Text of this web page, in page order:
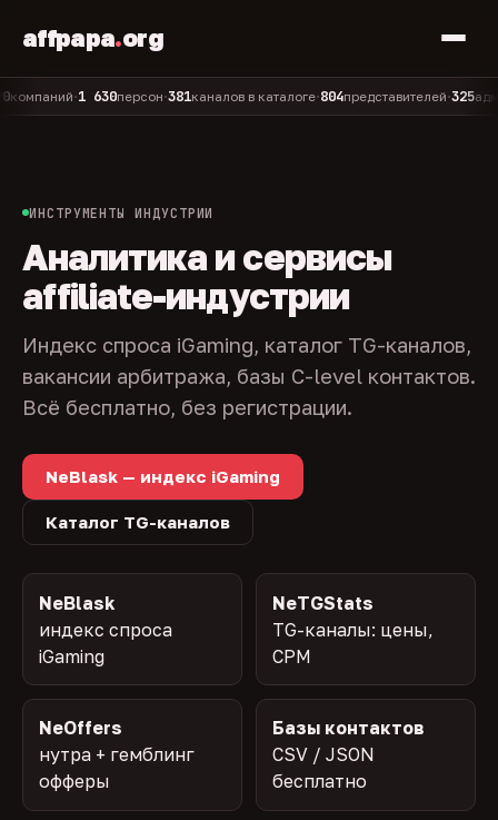
affpapa.org
•1 630персон•381каналов в каталоге•804представителей•325админов
ИНСТРУМЕНТЫ ИНДУСТРИИ
Аналитика и сервисы
affiliate-индустрии
Индекс спроса iGaming, каталог TG-каналов,
вакансии арбитража, базы C-level контактов.
Всё бесплатно, без регистрации.
NeBlask — индекс iGaming
Каталог TG-каналов
NeBlask
индекс спроса
iGaming
NeTGStats
TG-каналы: цены,
CPM
NeOffers
нутра + гемблинг
офферы
Базы контактов
CSV / JSON
бесплатно